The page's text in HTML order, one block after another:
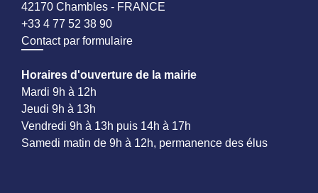
42170 Chambles - FRANCE
+33 4 77 52 38 90
Contact par formulaire
Horaires d'ouverture de la mairie
Mardi 9h à 12h
Jeudi 9h à 13h
Vendredi 9h à 13h puis 14h à 17h
Samedi matin de 9h à 12h, permanence des élus